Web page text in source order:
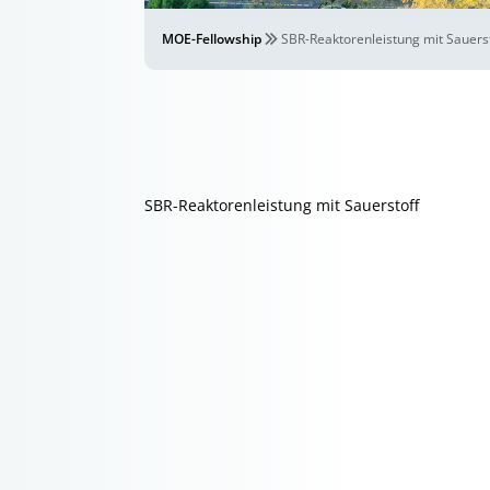
MOE-Fellowship SBR-Reaktorenleistung mit
SBR-Reaktorenleistung mit Sauerstoff